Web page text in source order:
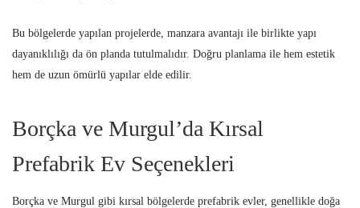
Bu bölgelerde yapılan projelerde, manzara avantajı ile birlikte yapı
dayanıklılığı da ön planda tutulmalıdır. Doğru planlama ile hem estetik
hem de uzun ömürlü yapılar elde edilir.
Borçka ve Murgul’da Kırsal
Prefabrik Ev Seçenekleri
Borçka ve Murgul gibi kırsal bölgelerde prefabrik evler, genellikle doğa